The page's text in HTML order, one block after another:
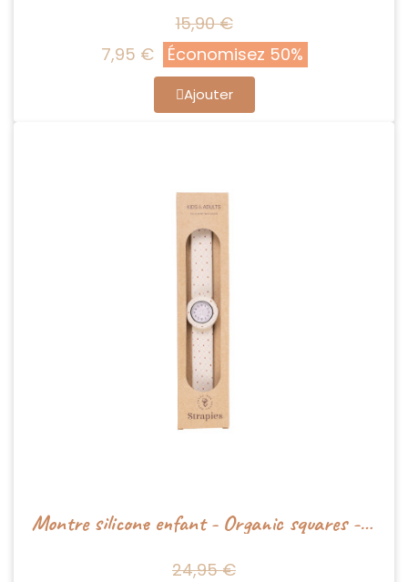
15,90 €
7,95 €
Économisez 50%
Ajouter
Montre silicone enfant - Organic squares - Mrs Ertha
24,95 €